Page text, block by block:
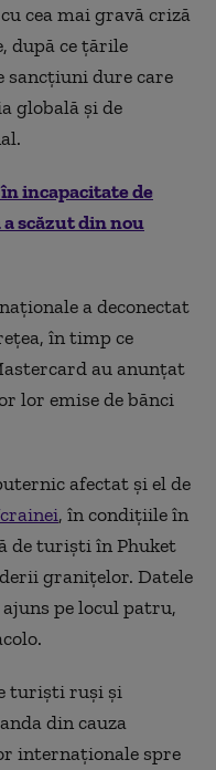
cea mai gravă criză
după ce țările
sancțiuni dure care
globală și de
incapacitate de
scăzut din nou
a deconectat
în timp ce
au anunțat
lor emise de bănci
afectat și el de
, în condițiile în
de turiști în Phuket
granițelor. Datele
pe locul patru,
turiști ruși și
din cauza
internaționale spre